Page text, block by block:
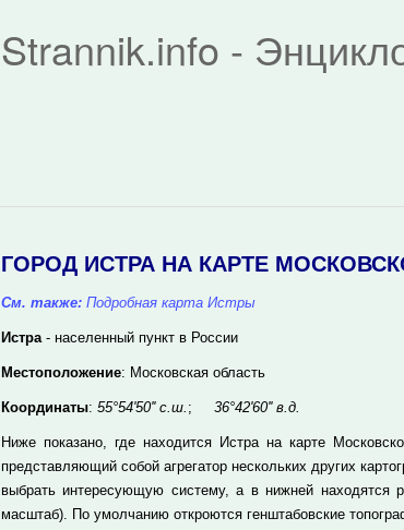
Strannik.info -
ГОРОД ИСТРА НА КАРТЕ
См. также: Подробная карта Истры
Истра- населенный пункт в России
Местоположение: Московская область
Координаты: 55°54'50'' с.ш. ; 36°42'60'' в.д.
Ниже показано, где находится Истра на карте
представляющий собой агрегатор нескольких других
выбрать интересующую систему, а в нижней находятся
масштаб). По умолчанию откроются генштабовские